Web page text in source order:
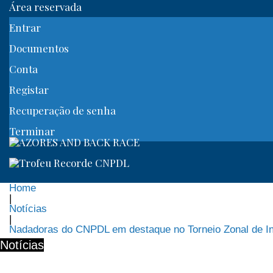
Área reservada
Entrar
Documentos
Conta
Registar
Recuperação de senha
Terminar
Home
|
Notícias
|
Nadadoras do CNPDL em destaque no Torneio Zonal de
Notícias